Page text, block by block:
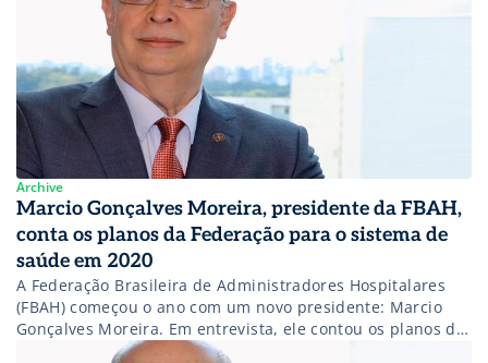
Archive
Marcio Gonçalves Moreira, presidente da FBAH,
conta os planos da Federação para o sistema de
saúde em 2020
A Federação Brasileira de Administradores Hospitalares
(FBAH) começou o ano com um novo presidente: Marcio
Gonçalves Moreira. Em entrevista, ele contou os planos da
Federação para o sistema de saúde em 2020.